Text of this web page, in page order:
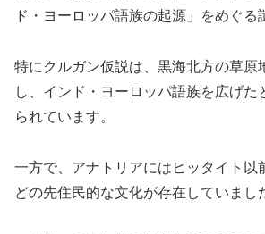
ド・ヨーロッパ語族の起源」をめぐる
特にクルガン仮説は、黒海北方の草原
し、インド・ヨーロッパ語族を広げた
られています。
一方で、アナトリアにはヒッタイト以
どの先住民的な文化が存在していまし